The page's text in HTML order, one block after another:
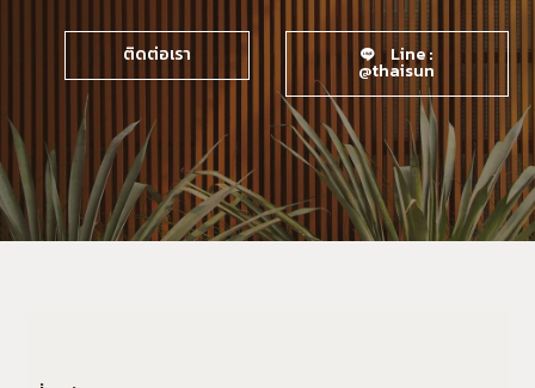
ติดต่อเรา Line :
@thaisun